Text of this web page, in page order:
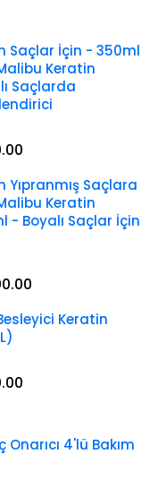
Saçlar İçin - 350ml
Keratin
Saçlarda
Yıpranmış Saçlara
Keratin
- Boyalı Saçlar İçin
Keratin
4'lü Bakım